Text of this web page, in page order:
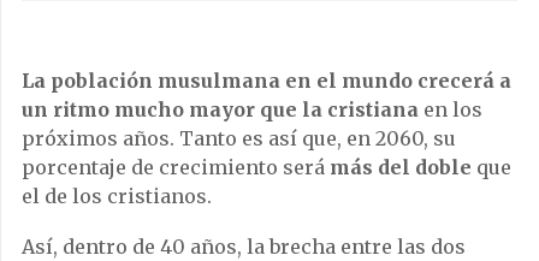
La población musulmana en el mundo crecerá a
un ritmo mucho mayor que la cristiana en los
próximos años. Tanto es así que, en 2060, su
porcentaje de crecimiento será más del doble que
el de los cristianos.
Así, dentro de 40 años, la brecha entre las dos